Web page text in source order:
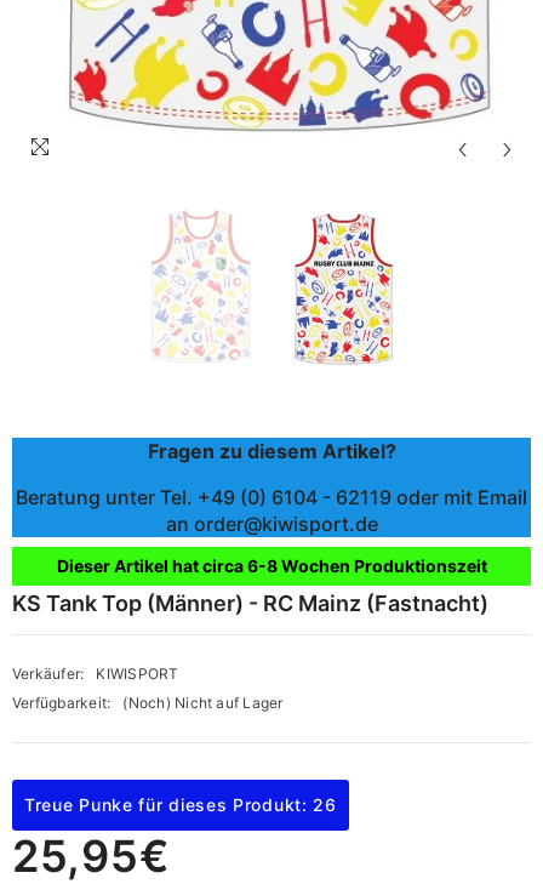
Fragen zu diesem Artikel?
Beratung unter Tel. +49 (0) 6104 - 62119 oder mit Email
an order@kiwisport.de
Dieser Artikel hat circa 6-8 Wochen Produktionszeit
KS Tank Top (Männer) - RC Mainz (Fastnacht)
Verkäufer:
KIWISPORT
Verfügbarkeit:
(Noch) Nicht auf Lager
Treue Punke für dieses Produkt: 26
25,95€